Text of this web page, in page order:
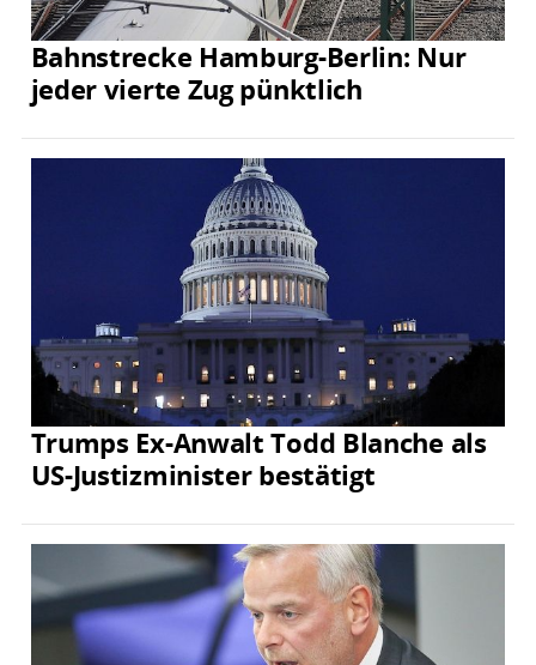
Bahnstrecke Hamburg-Berlin: Nur
jeder vierte Zug pünktlich
Trumps Ex-Anwalt Todd Blanche als
US-Justizminister bestätigt